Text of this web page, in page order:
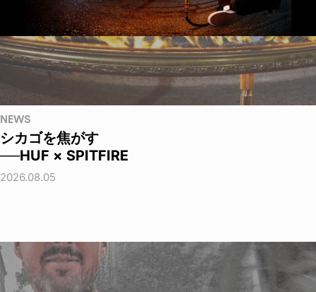
NEWS
シカゴを焦がす
──HUF × SPITFIRE
2026.08.05